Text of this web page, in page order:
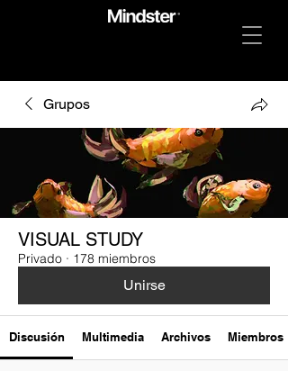
Grupos
VISUAL STUDY
Privado · 178 miembros
Unirse
Discusión Multimedia Archivos Miembros